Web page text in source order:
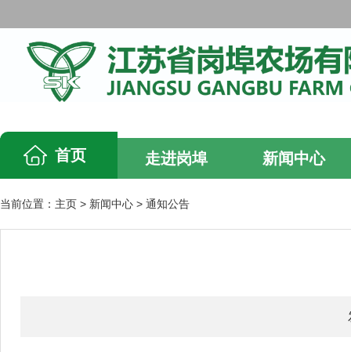
首页 走进岗埠 新闻中心
当前位置： 主页 > 新闻中心 > 通知公告